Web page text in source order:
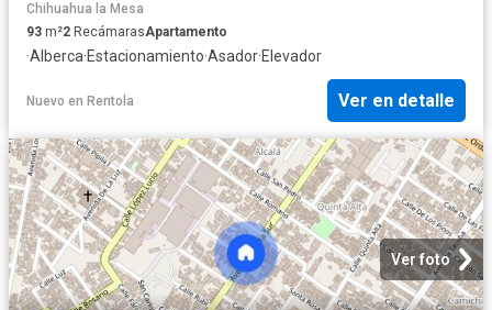
Chihuahua la Mesa
93 m²2 RecámarasApartamento
·Alberca·Estacionamiento·Asador·Elevador
Nuevo en Rentola Ver en detalle
Ver foto